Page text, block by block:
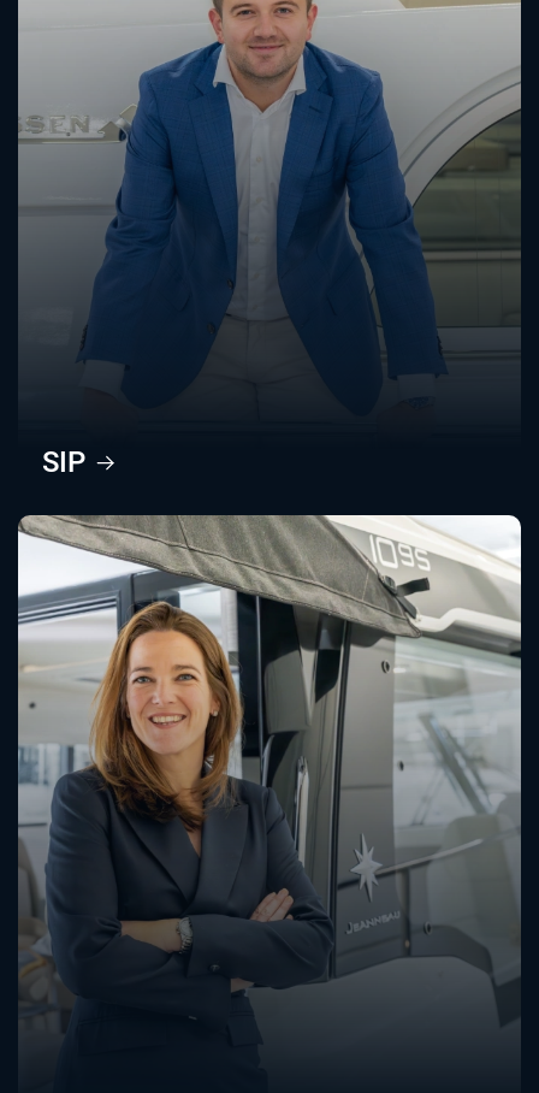
a.jonkers@jonkers.org
+31 (0)111 673 330
+31 (0)6 22 66 25 40
SIP
s.maes@jonkers.org
+31 (0)111 673 330
+31 (0)6 40 50 41 31